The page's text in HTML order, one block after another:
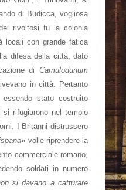
di Budicca, vogliosa
rivoltosi fu la colonia
locali con grande fatica
difesa della città, dato
di Camulodunum
in città. Pertanto
essendo stato costruito
rifugiarono nel tempio
I Britanni distrussero
» volle riprendere la
commerciale romano,
soldati in numero
si davano a catturare